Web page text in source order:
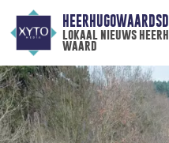
lokaal nieuws
waard